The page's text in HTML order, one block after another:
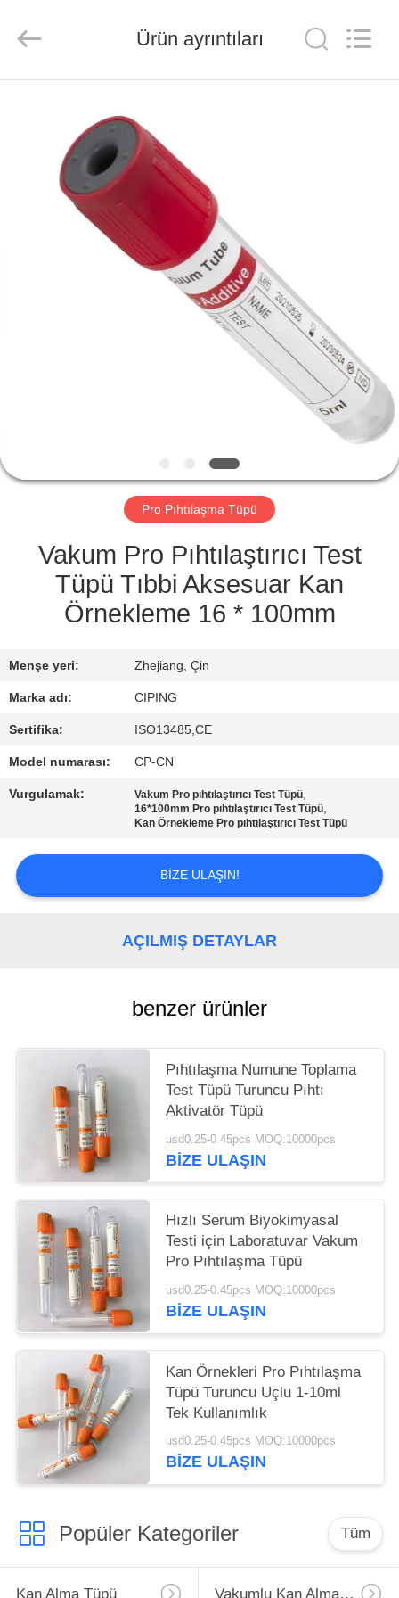
ÜRÜN:%
HAKKIMIZDA
BIZIMLE
ILETIŞIME
TEKLIF
SITE
HARITASI
POLICY
Co.,
Reserved.
Ürün ayrıntıları
Pro Pıhtılaşma Tüpü
Vakum Pro Pıhtılaştırıcı Test
Tüpü Tıbbi Aksesuar Kan
Örnekleme 16 * 100mm
Menşe yeri: Zhejiang, Çin
Marka adı: CIPING
Sertifika: ISO13485,CE
Model numarası: CP-CN
Vurgulamak: Vakum Pro pıhtılaştırıcı Test Tüpü,
16*100mm Pro pıhtılaştırıcı Test Tüpü,
Kan Örnekleme Pro pıhtılaştırıcı Test Tüpü
BIZE ULAŞIN!
AÇILMIŞ DETAYLAR
benzer ürünler
Pıhtılaşma Numune Toplama
Test Tüpü Turuncu Pıhtı
Aktivatör Tüpü
usd0.25-0.45pcs MOQ:10000pcs
BIZE ULAŞIN
Hızlı Serum Biyokimyasal
Testi için Laboratuvar Vakum
Pro Pıhtılaşma Tüpü
usd0.25-0.45pcs MOQ:10000pcs
BIZE ULAŞIN
Kan Örnekleri Pro Pıhtılaşma
Tüpü Turuncu Uçlu 1-10ml
Tek Kullanımlık
usd0.25-0.45pcs MOQ:10000pcs
BIZE ULAŞIN
Popüler Kategoriler Tüm
Kan Alma Tüpü Vakumlu Kan Alma Tüpü